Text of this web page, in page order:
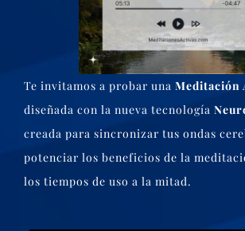
Te invitamos a probar una Meditación
diseñada con la nueva tecnología
creada para sincronizar tus ondas
potenciar los beneficios de la
los tiempos de uso a la mitad.